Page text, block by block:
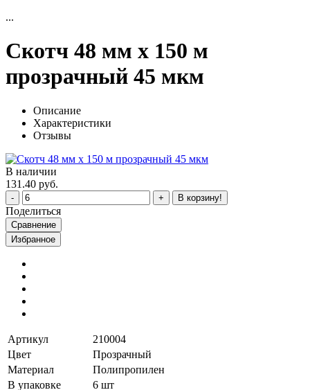
...
Скотч 48 мм х 150 м
прозрачный 45 мкм
Описание
Характеристики
Отзывы
В наличии
131.40 руб.
В корзину!
Поделиться
Сравнение
Избранное
Артикул
210004
Цвет
Прозрачный
Материал
Полипропилен
В упаковке
6 шт